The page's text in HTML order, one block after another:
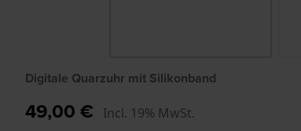
Digitale Quarzuhr mit Silikonband
49,00 € Incl. 19% MwSt.